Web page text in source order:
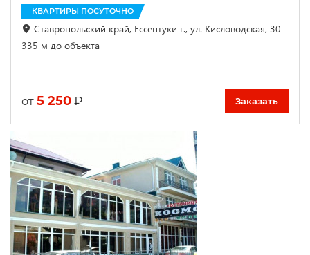
КВАРТИРЫ ПОСУТОЧНО
Ставропольский край, Ессентуки г., ул. Кисловодская, 30
335 м до объекта
от 5 250 ₽ Заказать